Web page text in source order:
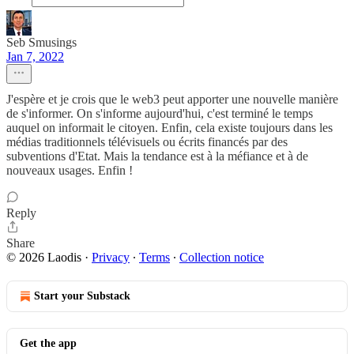
Seb Smusings
Jan 7, 2022
J'espère et je crois que le web3 peut apporter une nouvelle manière
de s'informer. On s'informe aujourd'hui, c'est terminé le temps
auquel on informait le citoyen. Enfin, cela existe toujours dans les
médias traditionnels télévisuels ou écrits financés par des
subventions d'Etat. Mais la tendance est à la méfiance et à de
nouveaux usages. Enfin !
Reply
Share
© 2026 Laodis · Privacy ∙ Terms ∙ Collection notice
Start your Substack
Get the app